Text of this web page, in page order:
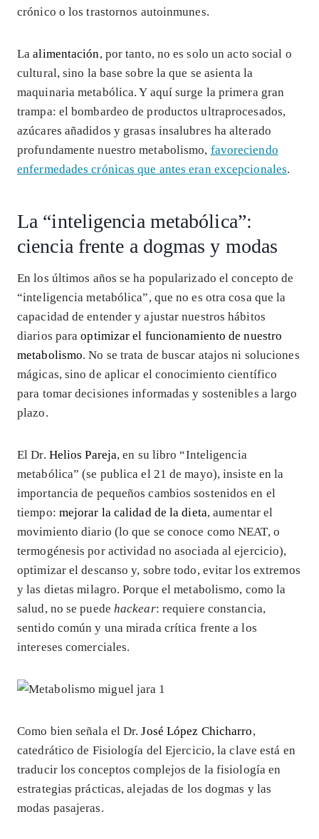
crónico o los trastornos autoinmunes.
Laalimentación, por tanto, no es solo un acto social o
cultural, sino la base sobre la que se asienta la
maquinaria metabólica. Y aquí surge la primera gran
trampa: el bombardeo de productos ultraprocesados,
azúcares añadidos y grasas insalubres ha alterado
profundamente nuestro metabolismo, favoreciendo
enfermedades crónicas que antes eran excepcionales.
La “inteligencia metabólica”:
ciencia frente a dogmas y modas
En los últimos años se ha popularizado el concepto de
“inteligencia metabólica”, que no es otra cosa que la
capacidad de entender y ajustar nuestros hábitos
diarios paraoptimizar el funcionamiento de nuestro
metabolismo. No se trata de buscar atajos ni soluciones
mágicas, sino de aplicar el conocimiento científico
para tomar decisiones informadas y sostenibles a largo
plazo.
El Dr. Helios Pareja, en su libro “Inteligencia
metabólica” (se publica el 21 de mayo), insiste en la
importancia de pequeños cambios sostenidos en el
tiempo: mejorar la calidad de la dieta, aumentar el
movimiento diario (lo que se conoce como NEAT, o
termogénesis por actividad no asociada al ejercicio),
optimizar el descanso y, sobre todo, evitar los extremos
y las dietas milagro. Porque el metabolismo, como la
salud, no se puede hackear: requiere constancia,
sentido común y una mirada crítica frente a los
intereses comerciales.
Como bien señala el Dr.José López Chicharro,
catedrático de Fisiología del Ejercicio, la clave está en
traducir los conceptos complejos de la fisiología en
estrategias prácticas, alejadas de los dogmas y las
modas pasajeras.